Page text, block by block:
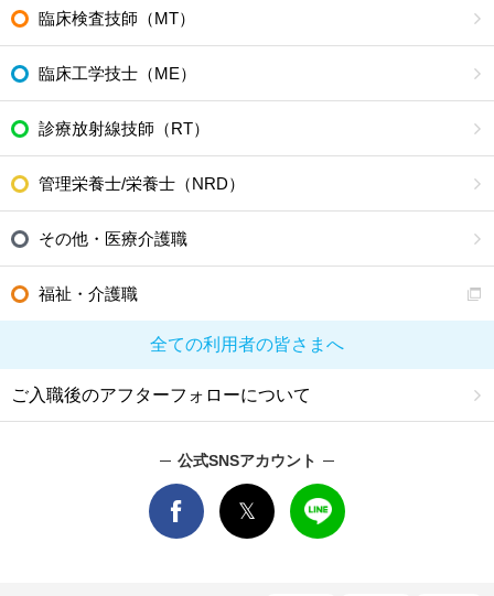
臨床検査技師（MT）
臨床工学技士（ME）
診療放射線技師（RT）
管理栄養士/栄養士（NRD）
その他・医療介護職
福祉・介護職
全ての利用者の皆さまへ
ご入職後のアフターフォローについて
公式SNSアカウント